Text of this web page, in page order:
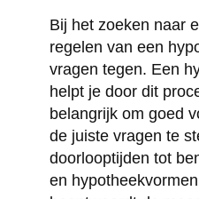
Bij het zoeken naar
regelen van een
vragen tegen. Een
helpt je door dit
belangrijk om goed
de juiste vragen te
doorlooptijden tot
en